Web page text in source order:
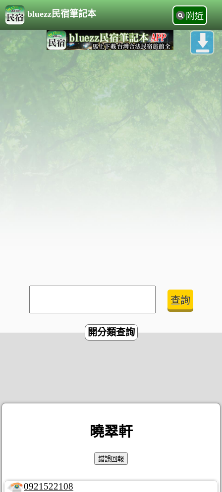
bluezz民宿筆記本 附近
開分類查詢
曉翠軒
0921522108